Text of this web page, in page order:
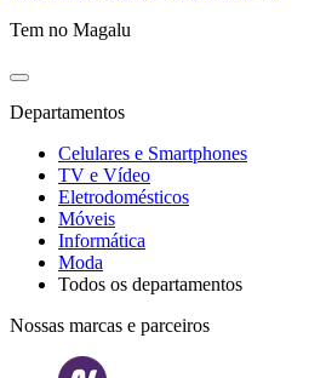
Tem no Magalu
Departamentos
Celulares e Smartphones
TV e Vídeo
Eletrodomésticos
Móveis
Informática
Moda
Todos os departamentos
Nossas marcas e parceiros